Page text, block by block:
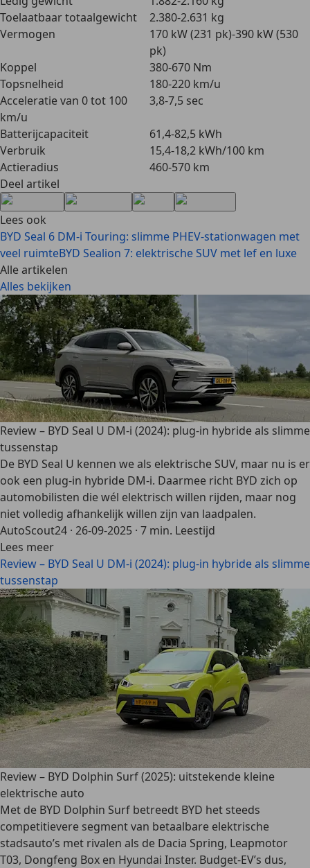
Toelaatbaar totaalgewicht
2.380-2.631 kg
Vermogen
170 kW (231 pk)-390 kW (530
pk)
Koppel
380-670 Nm
Topsnelheid
180-220 km/u
Acceleratie van 0 tot 100
km/u
3,8-7,5 sec
Batterijcapaciteit
61,4-82,5 kWh
Verbruik
15,4-18,2 kWh/100 km
Actieradius
460-570 km
Deel artikel
Lees ook
BYD Seal 6 DM-i Touring: slimme PHEV-stationwagen met
veel ruimteBYD Sealion 7: elektrische SUV met lef en luxe
Alle artikelen
Alles bekijken
Review – BYD Seal U DM-i (2024): plug-in hybride als slimme
tussenstap
De BYD Seal U kennen we als elektrische SUV, maar nu is er
ook een plug-in hybride DM-i. Daarmee richt BYD zich op
automobilisten die wél elektrisch willen rijden, maar nog
niet volledig afhankelijk willen zijn van laadpalen.
AutoScout24 · 26-09-2025 · 7 min. Leestijd
Lees meer
Review – BYD Seal U DM-i (2024): plug-in hybride als slimme
tussenstap
Review – BYD Dolphin Surf (2025): uitstekende kleine
elektrische auto
Met de BYD Dolphin Surf betreedt BYD het steeds
competitievere segment van betaalbare elektrische
stadsauto’s met rivalen als de Dacia Spring, Leapmotor
T03, Dongfeng Box en Hyundai Inster. Budget-EV’s dus,